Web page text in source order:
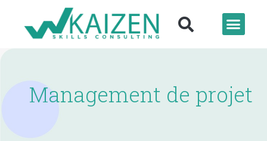
Management de projet